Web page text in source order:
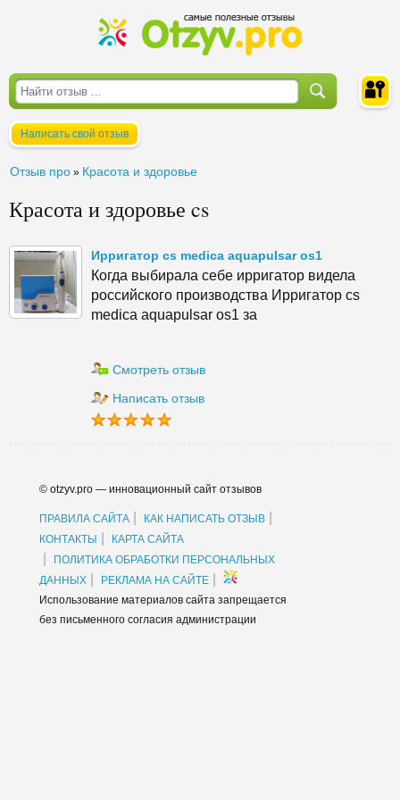
Написать свой отзыв
Отзыв про » Красота и здоровье
Красота и здоровье cs
Ирригатор cs medica aquapulsar os1
Когда выбирала себе ирригатор видела
российского производства Ирригатор cs
medica aquapulsar os1 за
Смотреть отзыв
Написать отзыв
© otzyv.pro — инновационный сайт отзывов
ПРАВИЛА САЙТА КАК НАПИСАТЬ ОТЗЫВ
КОНТАКТЫ КАРТА САЙТА
ПОЛИТИКА ОБРАБОТКИ ПЕРСОНАЛЬНЫХ
ДАННЫХ
РЕКЛАМА НА САЙТЕ
Использование материалов сайта запрещается
без письменного согласия администрации